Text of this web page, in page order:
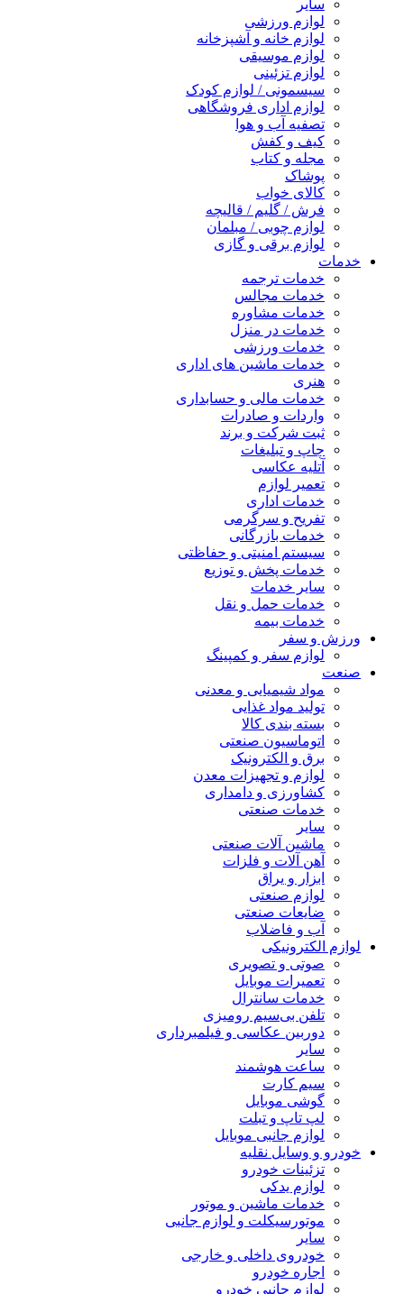
سایر
لوازم ورزشی
لوازم خانه و آشپزخانه
لوازم موسیقی
لوازم تزئینی
سیسمونی / لوازم کودک
لوازم اداری فروشگاهی
تصفیه آب و هوا
کیف و کفش
مجله و کتاب
پوشاک
کالای خواب
فرش / گلیم / قالیچه
لوازم چوبی / مبلمان
لوازم برقی و گازی
خدمات
خدمات ترجمه
خدمات مجالس
خدمات مشاوره
خدمات در منزل
خدمات ورزشی
خدمات ماشین های اداری
هنری
خدمات مالی و حسابداری
واردات و صادرات
ثبت شرکت و برند
چاپ و تبلیغات
آتلیه عکاسی
تعمیر لوازم
خدمات اداری
تفریح و سرگرمی
خدمات بازرگانی
سیستم امنیتی و حفاظتی
خدمات پخش و توزیع
سایر خدمات
خدمات حمل و نقل
خدمات بیمه
ورزش و سفر
لوازم سفر و کمپینگ
صنعت
مواد شیمیایی و معدنی
تولید مواد غذایی
بسته بندی کالا
اتوماسیون صنعتی
برق و الکترونیک
لوازم و تجهیزات معدن
کشاورزی و دامداری
خدمات صنعتی
سایر
ماشین آلات صنعتی
آهن آلات و فلزات
ابزار و یراق
لوازم صنعتی
ضایعات صنعتی
آب و فاضلاب
لوازم الکترونیکی
صوتی و تصویری
تعمیرات موبایل
خدمات سانترال
تلفن بی‌سیم رومیزی
دوربین عکاسی و فیلمبرداری
سایر
ساعت هوشمند
سیم کارت
گوشی موبایل
لپ تاپ و تبلت
لوازم جانبی موبایل
خودرو و وسایل نقلیه
تزئینات خودرو
لوازم یدکی
خدمات ماشین و موتور
موتورسیکلت و لوازم جانبی
سایر
خودروی داخلی و خارجی
اجاره خودرو
لوازم جانبی خودرو